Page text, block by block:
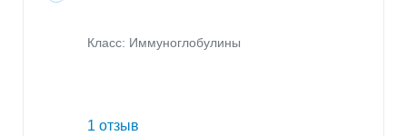
Класс: Иммуноглобулины
1 отзыв